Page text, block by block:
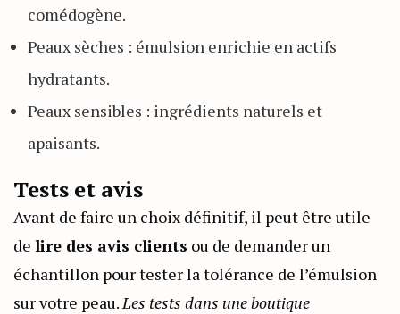
comédogène.
Peaux sèches : émulsion enrichie en actifs
hydratants.
Peaux sensibles : ingrédients naturels et
apaisants.
Tests et avis
Avant de faire un choix définitif, il peut être utile
de lire des avis clients ou de demander un
échantillon pour tester la tolérance de l’émulsion
sur votre peau. Les tests dans une boutique